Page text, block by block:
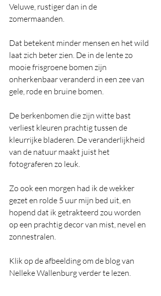
Veluwe, rustiger dan in de
zomermaanden.
Dat betekent minder mensen en het wild
laat zich beter zien. De in de lente zo
mooie frisgroene bomen zijn
onherkenbaar veranderd in een zee van
gele, rode en bruine bomen.
De berkenbomen die zijn witte bast
verliest kleuren prachtig tussen de
kleurrijke bladeren. De veranderlijkheid
van de natuur maakt juist het
fotograferen zo leuk.
Zo ook een morgen had ik de wekker
gezet en rolde 5 uur mijn bed uit, en
hopend dat ik getrakteerd zou worden
op een prachtig decor van mist, nevel en
zonnestralen.
Klik op de afbeelding om de blog van
Nelleke Wallenburg verder te lezen.